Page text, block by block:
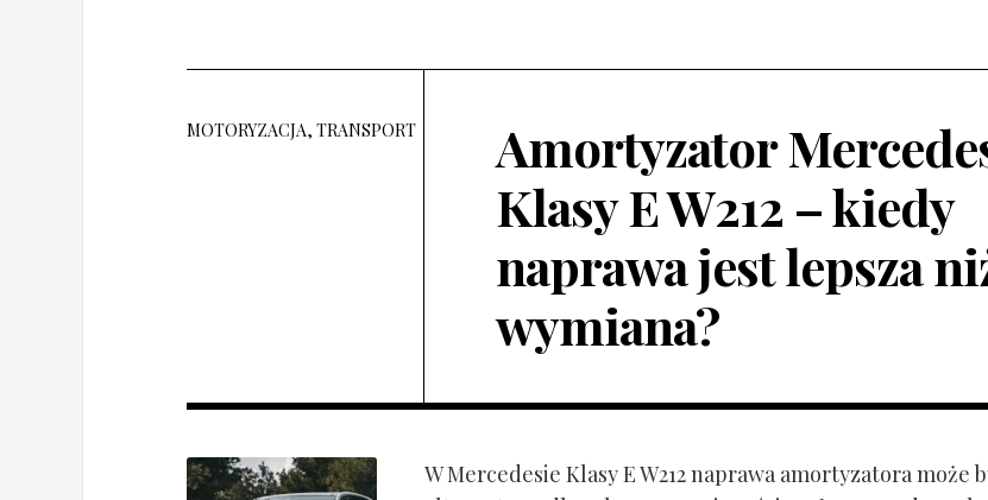
MOTORYZACJA, TRANSPORT
Amortyzator
Klasy E W212 – kiedy
naprawa jest lepsza
wymiana?
W Mercedesie Klasy E W212 naprawa amortyzatora może